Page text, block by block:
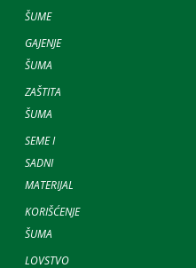
ŠUME
GAJENJE
ŠUMA
ZAŠTITA
ŠUMA
SEME I
SADNI
MATERIJAL
KORIŠĆENJE
ŠUMA
LOVSTVO